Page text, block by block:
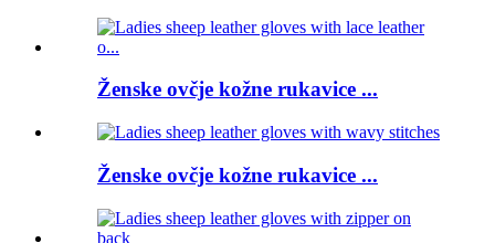
Ženske ovčje kožne rukavice ...
Ženske ovčje kožne rukavice ...